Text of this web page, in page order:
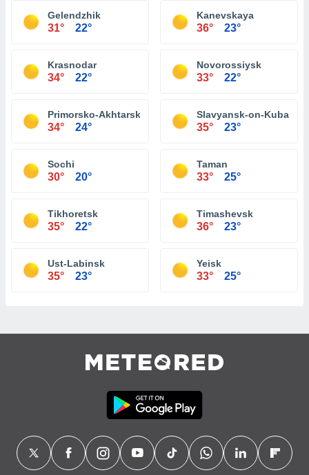
Gelendzhik
31° 22°
Kanevskaya
36° 23°
Krasnodar
34° 22°
Novorossiysk
33° 22°
Primorsko-Akhtarsk
34° 24°
Slavyansk-on-Kuban
35° 23°
Sochi
30° 20°
Taman
33° 25°
Tikhoretsk
35° 22°
Timashevsk
36° 23°
Ust-Labinsk
35° 23°
Yeisk
33° 25°